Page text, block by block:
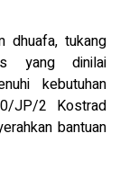
dhuafa, tukang
yang dinilai
kebutuhan
JP/2 Kostrad
bantuan